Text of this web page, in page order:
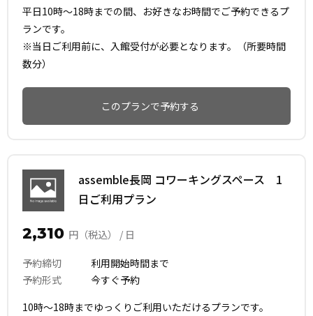
平日10時～18時までの間、お好きなお時間でご予約できるプ
ランです。
※当日ご利用前に、入館受付が必要となります。（所要時間
数分）
このプランで予約する
assemble長岡 コワーキングスペース 1
日ご利用プラン
2,310 円（税込） / 日
予約締切 利用開始時間まで
予約形式 今すぐ予約
10時～18時までゆっくりご利用いただけるプランです。